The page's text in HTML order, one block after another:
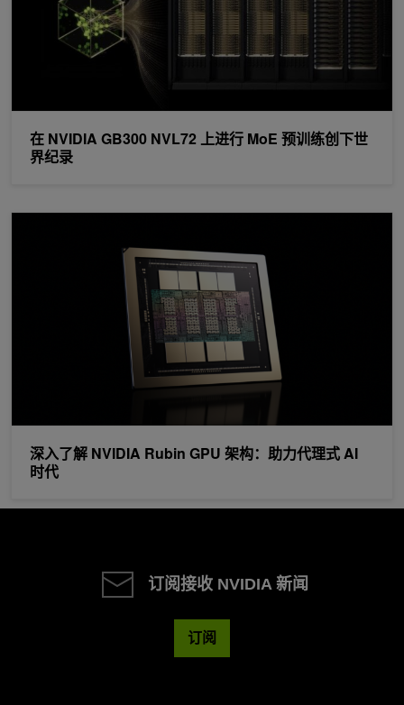
在 NVIDIA GB300 NVL72 上进行 MoE 预训练创下世
界纪录
深入了解 NVIDIA Rubin GPU 架构：助力代理式 AI
时代
深入了解 NVIDIA Rubin GPU 架构：助力代理式 AI 时代
订阅接收 NVIDIA 新闻
订阅